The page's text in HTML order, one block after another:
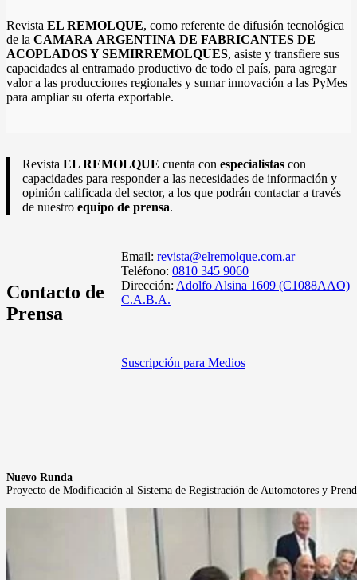
Revista EL REMOLQUE, como referente de difusión tecnológica
de la CAMARA ARGENTINA DE FABRICANTES DE
ACOPLADOS Y SEMIRREMOLQUES, asiste y transfiere sus
capacidades al entramado productivo de todo el país, para agregar
valor a las producciones regionales y sumar innovación a las PyMes
para ampliar su oferta exportable.
Revista EL REMOLQUE cuenta con especialistas con
capacidades para responder a las necesidades de información y
opinión calificada del sector, a los que podrán contactar a través
de nuestro equipo de prensa.
Contacto de
Prensa
Email: revista@elremolque.com.ar
Teléfono: 0810 345 9060
Dirección: Adolfo Alsina 1609 (C1088AAO)
C.A.B.A.
Suscripción para Medios
Nuevo Runda
Proyecto de Modificación al Sistema de Registración de Automotores y